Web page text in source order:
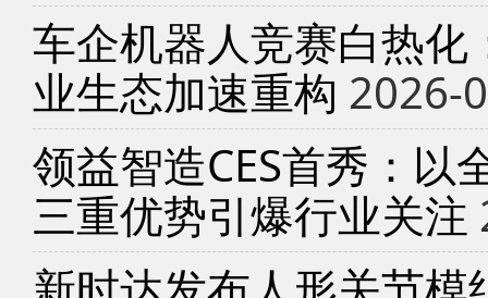
车企机器人竞赛白热
业生态加速重构 2026-
领益智造CES首秀：以
三重优势引爆行业关注